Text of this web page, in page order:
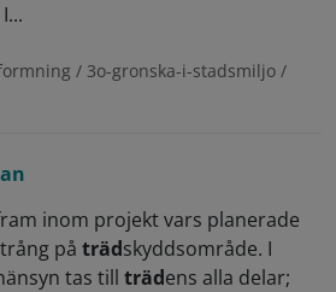
/ 3o-gronska-i-stadsmiljo /
inom projekt vars planerade
på trädskyddsområde. I
tas till trädens alla delar;